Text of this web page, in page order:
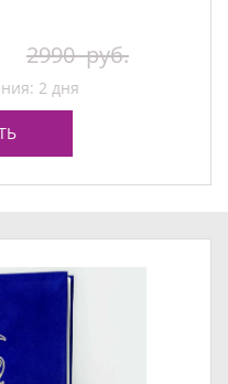
2990 руб.
2 дня